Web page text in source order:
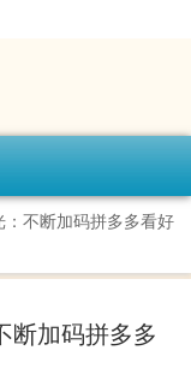
不断加码拼多多看好
断加码拼多多